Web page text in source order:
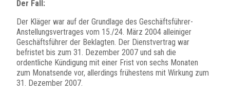
Der Fall:
Der Kläger war auf der Grundlage des Geschäftsführer-
Anstellungsvertrages vom 15./24. März 2004 alleiniger
Geschäftsführer der Beklagten. Der Dienstvertrag war
befristet bis zum 31. Dezember 2007 und sah die
ordentliche Kündigung mit einer Frist von sechs Monaten
zum Monatsende vor, allerdings frühestens mit Wirkung zum
31. Dezember 2007.